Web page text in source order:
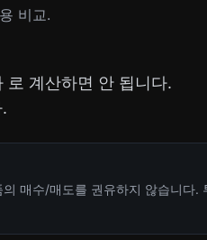
비교.
계산하면 안 됩니다.
매수/매도를 권유하지 않습니다.